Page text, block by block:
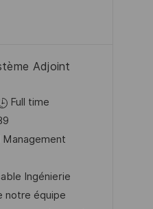
Adjoint
Full time
Management
Ingénierie
notre équipe